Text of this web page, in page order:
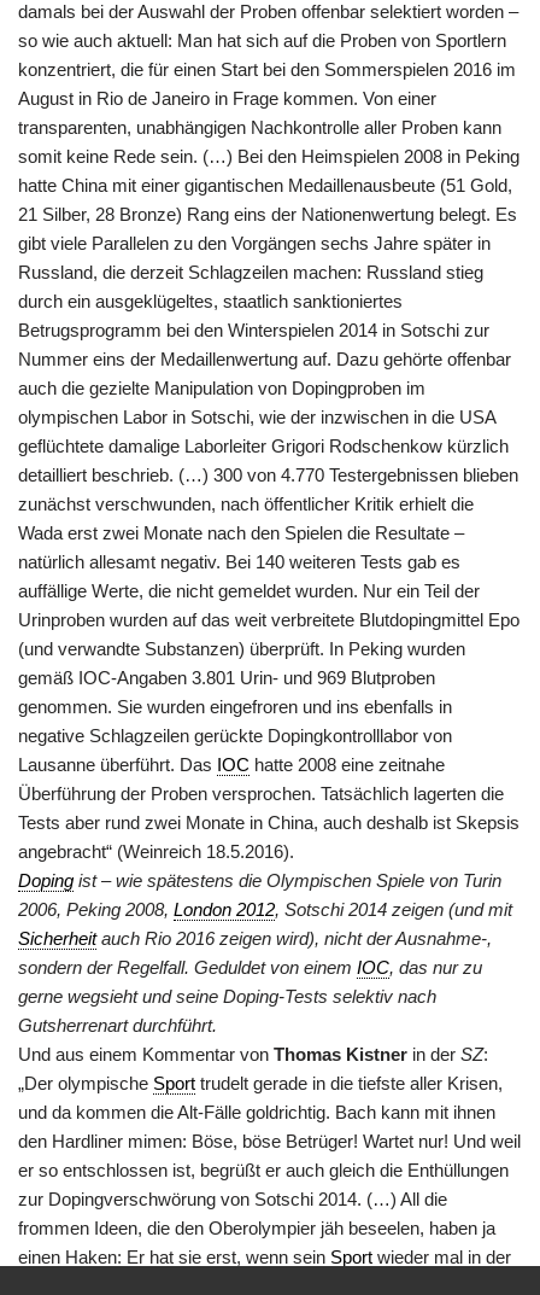
damals bei der Auswahl der Proben offenbar selektiert worden –
so wie auch aktuell: Man hat sich auf die Proben von Sportlern
konzentriert, die für einen Start bei den Sommerspielen 2016 im
August in Rio de Janeiro in Frage kommen. Von einer
transparenten, unabhängigen Nachkontrolle aller Proben kann
somit keine Rede sein. (…) Bei den Heimspielen 2008 in Peking
hatte China mit einer gigantischen Medaillenausbeute (51 Gold,
21 Silber, 28 Bronze) Rang eins der Nationenwertung belegt. Es
gibt viele Parallelen zu den Vorgängen sechs Jahre später in
Russland, die derzeit Schlagzeilen machen: Russland stieg
durch ein ausgeklügeltes, staatlich sanktioniertes
Betrugsprogramm bei den Winterspielen 2014 in Sotschi zur
Nummer eins der Medaillenwertung auf. Dazu gehörte offenbar
auch die gezielte Manipulation von Dopingproben im
olympischen Labor in Sotschi, wie der inzwischen in die USA
geflüchtete damalige Laborleiter Grigori Rodschenkow kürzlich
detailliert beschrieb. (…) 300 von 4.770 Testergebnissen blieben
zunächst verschwunden, nach öffentlicher Kritik erhielt die
Wada erst zwei Monate nach den Spielen die Resultate –
natürlich allesamt negativ. Bei 140 weiteren Tests gab es
auffällige Werte, die nicht gemeldet wurden. Nur ein Teil der
Urinproben wurden auf das weit verbreitete Blutdopingmittel Epo
(und verwandte Substanzen) überprüft. In Peking wurden
gemäß IOC-Angaben 3.801 Urin- und 969 Blutproben
genommen. Sie wurden eingefroren und ins ebenfalls in
negative Schlagzeilen gerückte Dopingkontrolllabor von
Lausanne überführt. Das IOC hatte 2008 eine zeitnahe
Überführung der Proben versprochen. Tatsächlich lagerten die
Tests aber rund zwei Monate in China, auch deshalb ist Skepsis
angebracht“ (Weinreich 18.5.2016).
Doping ist – wie spätestens die Olympischen Spiele von Turin
2006, Peking 2008, London 2012, Sotschi 2014 zeigen (und mit
Sicherheitauch Rio 2016 zeigen wird), nicht der Ausnahme-,
sondern der Regelfall. Geduldet von einem IOC, das nur zu
gerne wegsieht und seine Doping-Tests selektiv nach
Gutsherrenart durchführt.
Und aus einem Kommentar von Thomas Kistner in der SZ:
„Der olympische Sport trudelt gerade in die tiefste aller Krisen,
und da kommen die Alt-Fälle goldrichtig. Bach kann mit ihnen
den Hardliner mimen: Böse, böse Betrüger! Wartet nur! Und weil
er so entschlossen ist, begrüßt er auch gleich die Enthüllungen
zur Dopingverschwörung von Sotschi 2014. (…) All die
frommen Ideen, die den Oberolympier jäh beseelen, haben ja
einen Haken: Er hat sie erst, wenn sein Sport wieder mal in der